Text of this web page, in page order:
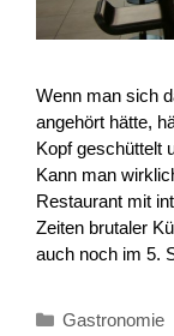
Wenn man sich
angehört hätte,
Kopf geschüttelt
Kann man
Restaurant mit
Zeiten brutaler
auch noch im 5.
Kategorien
Gastronomie